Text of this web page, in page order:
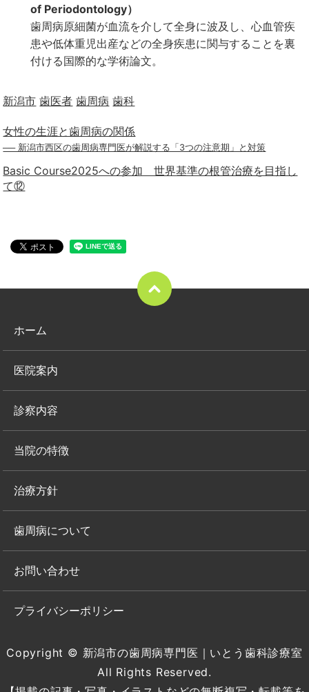
of Periodontology）
歯周病原細菌が血流を介して全身に波及し、心血管疾
患や低体重児出産などの全身疾患に関与することを裏
付ける国際的な学術論文。
新潟市 歯医者 歯周病 歯科
女性の生涯と歯周病の関係
── 新潟市西区の歯周病専門医が解説する「3つの注意期」と対策
Basic Course2025への参加 世界基準の根管治療を目指し
て⑫
ホーム
医院案内
診察内容
当院の特徴
治療方針
歯周病について
お問い合わせ
プライバシーポリシー
Copyright © 新潟市の歯周病専門医｜いとう歯科診療室
All Rights Reserved.